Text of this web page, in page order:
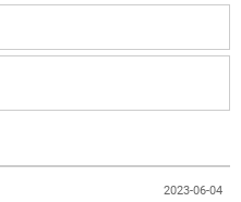
2023-06-04